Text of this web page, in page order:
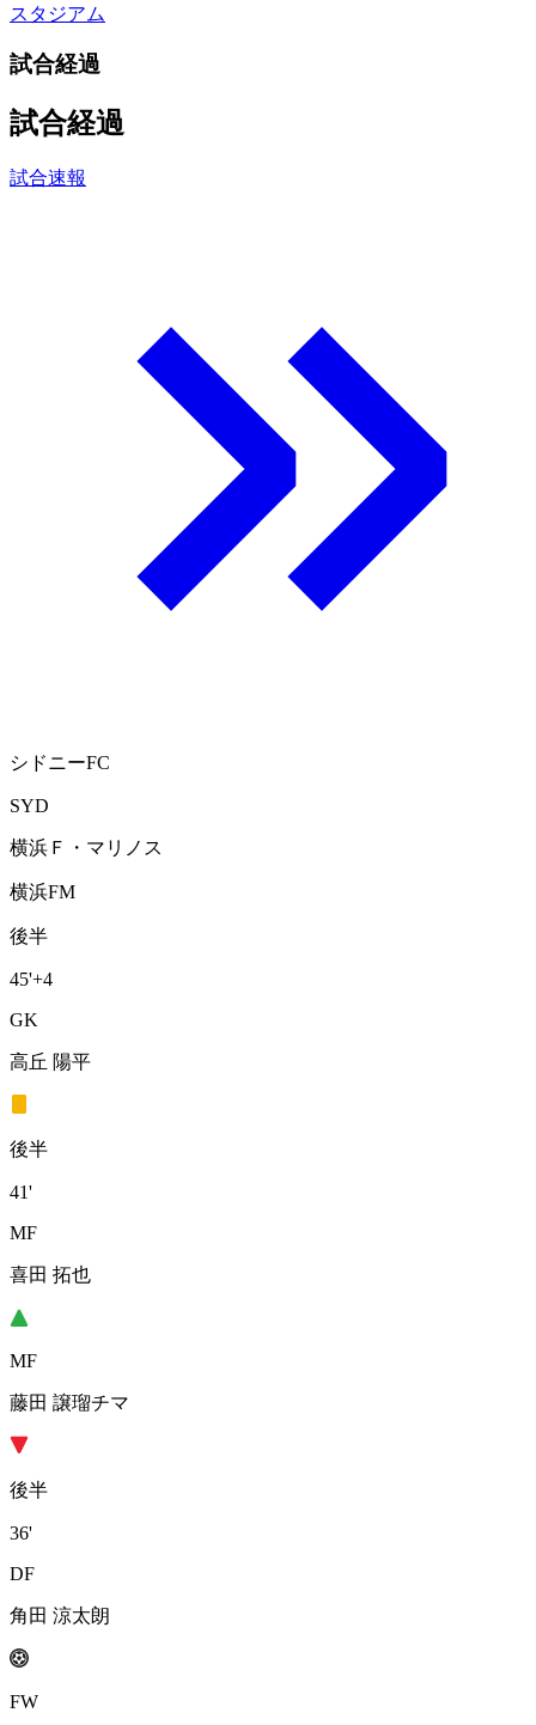
スタジアム
試合経過
試合経過
試合速報
シドニーFC
SYD
横浜Ｆ・マリノス
横浜FM
後半
45'+4
GK
高丘 陽平
後半
41'
MF
喜田 拓也
MF
藤田 譲瑠チマ
後半
36'
DF
角田 涼太朗
FW